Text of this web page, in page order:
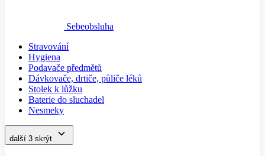
Sebeobsluha
Stravování
Hygiena
Podavače předmětů
Dávkovače, drtiče, půliče léků
Stolek k lůžku
Baterie do sluchadel
Nesmeky
další 3 skrýt